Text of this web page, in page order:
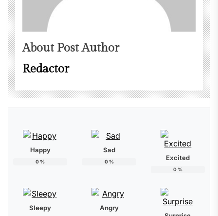
About Post Author
Redactor
Happy
0 %
Sad
0% Excited
0%
Sleepy Angry